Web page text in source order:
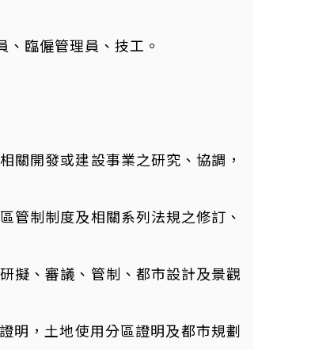
臨僱管理員、技工。
關開發或建設事業之研究、協調，
管制制度及相關系列法規之修訂、
擬、審議、管制、都市設計及景觀
明，土地使用分區證明及都市規劃